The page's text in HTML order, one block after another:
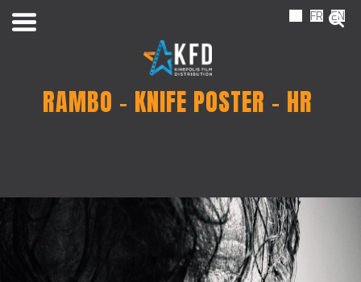
Home
FR EN
RAMBO – KNIFE POSTER – HR